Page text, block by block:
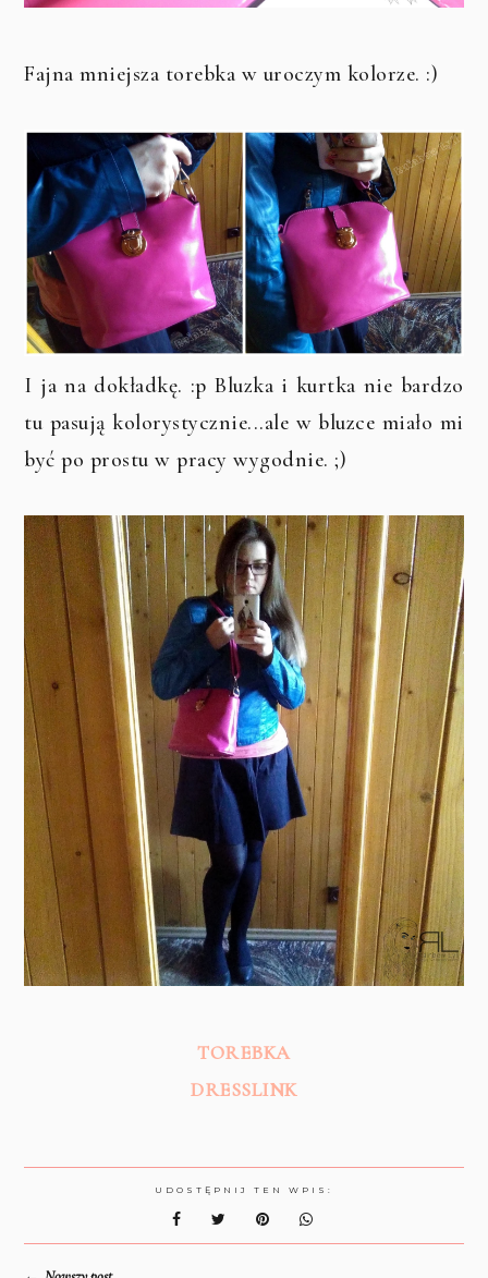
Fajna mniejsza torebka w uroczym kolorze. :)
I ja na dokładkę. :p Bluzka i kurtka nie bardzo
tu pasują kolorystycznie...ale w bluzce miało mi
być po prostu w pracy wygodnie. ;)
TOREBKA
DRESSLINK
UDOSTĘPNIJ TEN WPIS: